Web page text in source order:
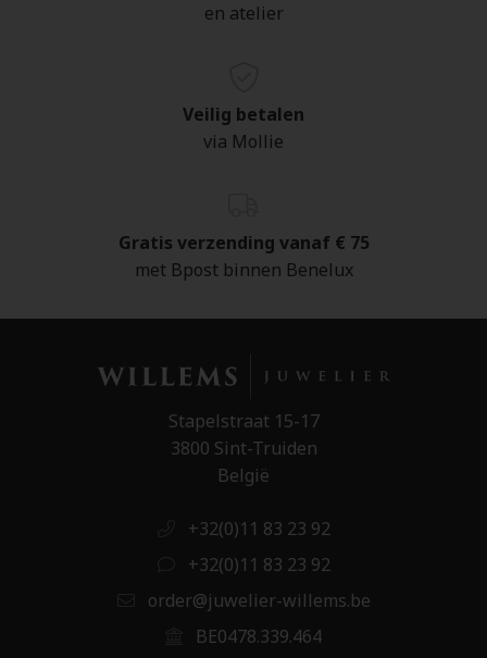
en atelier
Veilig betalen
via Mollie
Gratis verzending vanaf € 75
met Bpost binnen Benelux
Stapelstraat 15-17
3800 Sint-Truiden
België
+32(0)11 83 23 92
+32(0)11 83 23 92
order@juwelier-willems.be
BE0478.339.464